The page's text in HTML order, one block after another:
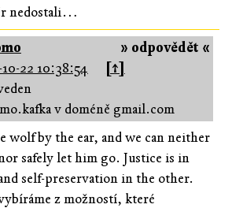
nedostali…
» odpovědět «
22 10:38:54
[↑]
v doméně gmail.com
wolf by the ear, and we can neither
safely let him go. Justice is in
self-preservation in the other.
z možností, které